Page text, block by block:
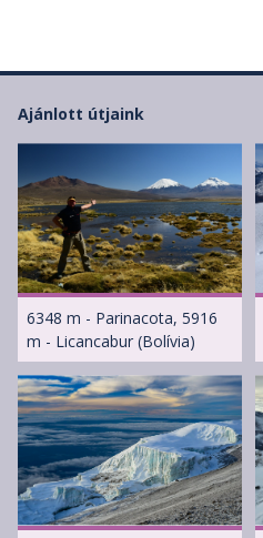
Ajánlott útjaink
6348 m - Parinacota, 5916
m - Licancabur (Bolívia)